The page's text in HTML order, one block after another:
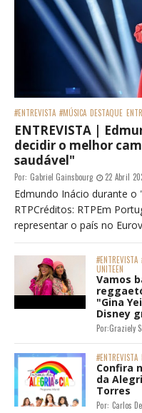
#ENTREVISTA #MÚSICA DESTAQUE
ENTREVISTA |
decidir o melhor
saudável"
Por: Gabriel Gainsbourg 22 Abril
Edmundo Inácio durante o
RTPCréditos: RTPEm
representar o país no
#ENTREVISTA
UNITEEN
Vamos
"Gina
Disney
Por:Graziely
#ENTREVISTA
Confira
da
Torres
Por: Carlos